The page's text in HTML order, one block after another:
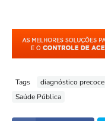
Tags diagnóstico precoce
Saúde Pública